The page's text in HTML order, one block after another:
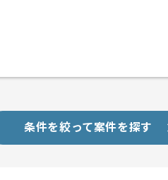
条件を絞って案件を探す